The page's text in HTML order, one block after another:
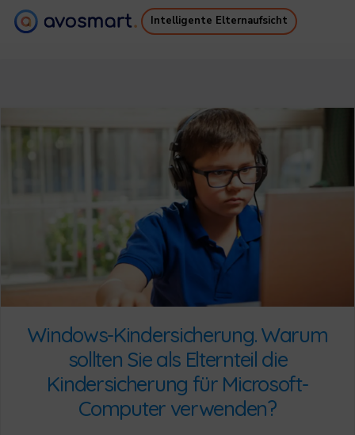
Intelligente Elternaufsicht
Anmelden
Registrieren
Windows-Kindersicherung. Warum
sollten Sie als Elternteil die
Kindersicherung für Microsoft-
Computer verwenden?